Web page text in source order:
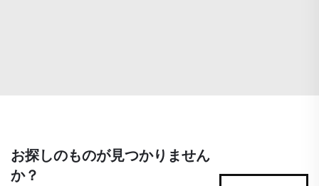
お探しのものが見つかりません
か？